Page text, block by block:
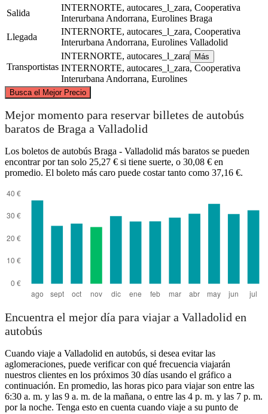
Salida
INTERNORTE, autocares_l_zara, Cooperativa
Interurbana Andorrana, Eurolines Braga
Llegada
INTERNORTE, autocares_l_zara, Cooperativa
Interurbana Andorrana, Eurolines Valladolid
Transportistas
INTERNORTE, autocares_l_zara Más
INTERNORTE, autocares_l_zara, Cooperativa
Interurbana Andorrana, Eurolines
Busca el Mejor Precio
Braga
Valladolid
©CARTO, ©OpenStreetMap
Mejor momento para reservar billetes de autobús
baratos de Braga a Valladolid
Los boletos de autobús Braga - Valladolid más baratos se pueden
encontrar por tan solo 25,27 € si tiene suerte, o 30,08 € en
promedio. El boleto más caro puede costar tanto como 37,16 €.
Encuentra el mejor día para viajar a Valladolid en
autobús
Cuando viaje a Valladolid en autobús, si desea evitar las
aglomeraciones, puede verificar con qué frecuencia viajarán
nuestros clientes en los próximos 30 días usando el gráfico a
continuación. En promedio, las horas pico para viajar son entre las
6:30 a. m. y las 9 a. m. de la mañana, o entre las 4 p. m. y las 7 p. m.
por la noche. Tenga esto en cuenta cuando viaje a su punto de